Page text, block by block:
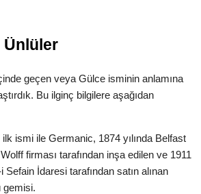
Ünlüler
geçen veya Gülce isminin anlamına
Bu ilginç bilgilere aşağıdan
ismi ile Germanic, 1874 yılında Belfast
firması tarafından inşa edilen ve 1911
Sefain İdaresi tarafından satın alınan
gemisi.